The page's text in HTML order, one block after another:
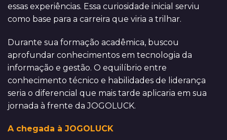
essas experiências. Essa curiosidade inicial serviu
como base para a carreira que viria a trilhar.
Durante sua formação acadêmica, buscou
aprofundar conhecimentos em tecnologia da
informação e gestão. O equilíbrio entre
conhecimento técnico e habilidades de liderança
seria o diferencial que mais tarde aplicaria em sua
jornada à frente da JOGOLUCK.
A chegada à JOGOLUCK